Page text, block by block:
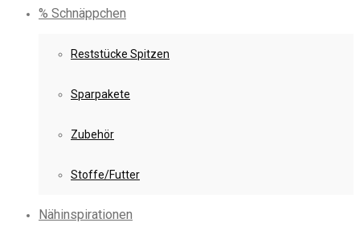
% Schnäppchen
Reststücke Spitzen
Sparpakete
Zubehör
Stoffe/Futter
Nähinspirationen